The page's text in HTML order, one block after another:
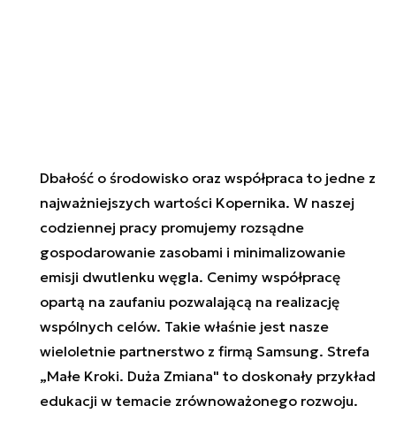
Dbałość o środowisko oraz współpraca to jedne z
najważniejszych wartości Kopernika. W naszej
codziennej pracy promujemy rozsądne
gospodarowanie zasobami i minimalizowanie
emisji dwutlenku węgla. Cenimy współpracę
opartą na zaufaniu pozwalającą na realizację
wspólnych celów. Takie właśnie jest nasze
wieloletnie partnerstwo z firmą Samsung. Strefa
„Małe Kroki. Duża Zmiana" to doskonały przykład
edukacji w temacie zrównoważonego rozwoju.